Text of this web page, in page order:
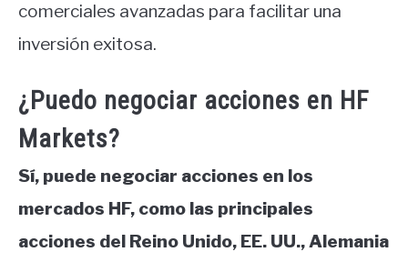
comerciales avanzadas para facilitar una
inversión exitosa.
¿Puedo negociar acciones en HF
Markets?
Sí, puede negociar acciones en los
mercados HF, como las principales
acciones del Reino Unido, EE. UU., Alemania